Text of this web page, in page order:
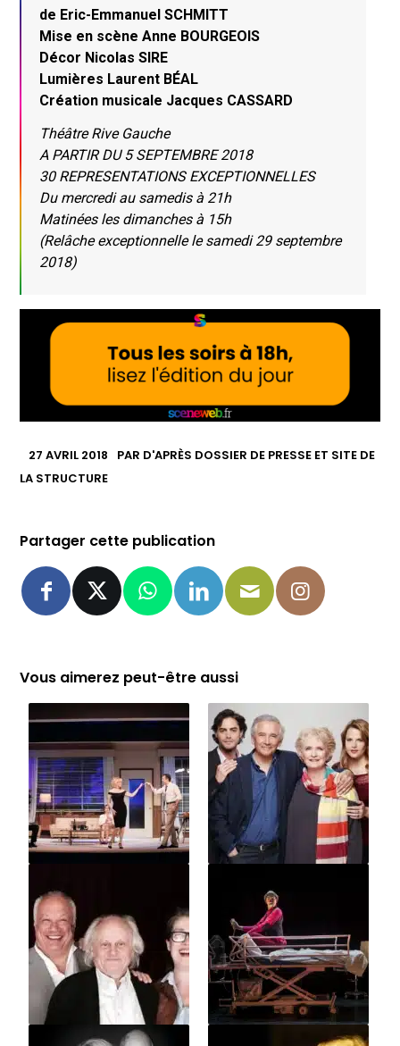
de Eric-Emmanuel SCHMITT
Mise en scène Anne BOURGEOIS
Décor Nicolas SIRE
Lumières Laurent BÉAL
Création musicale Jacques CASSARD
Théâtre Rive Gauche
A PARTIR DU 5 SEPTEMBRE 2018
30 REPRESENTATIONS EXCEPTIONNELLES
Du mercredi au samedis à 21h
Matinées les dimanches à 15h
(Relâche exceptionnelle le samedi 29 septembre
2018)
27 AVRIL 2018 PAR D'APRÈS DOSSIER DE PRESSE ET SITE DE
LA STRUCTURE
Partager cette publication
Vous aimerez peut-être aussi